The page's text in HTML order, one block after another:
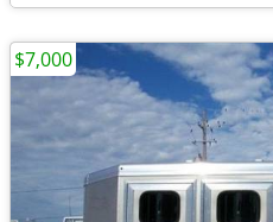
$7,000